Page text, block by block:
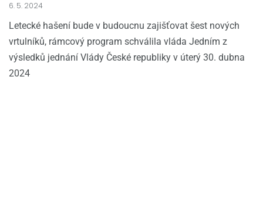
6. 5. 2024
Letecké hašení bude v budoucnu zajišťovat šest nových
vrtulníků, rámcový program schválila vláda Jedním z
výsledků jednání Vlády České republiky v úterý 30. dubna
2024